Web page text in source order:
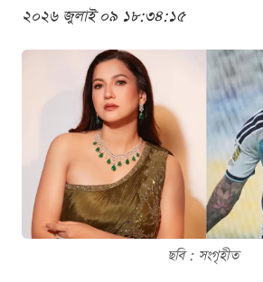
২০২৬ জুলাই ০৯ ১৮:৩৪:১৫
ছবি : সংগৃহীত